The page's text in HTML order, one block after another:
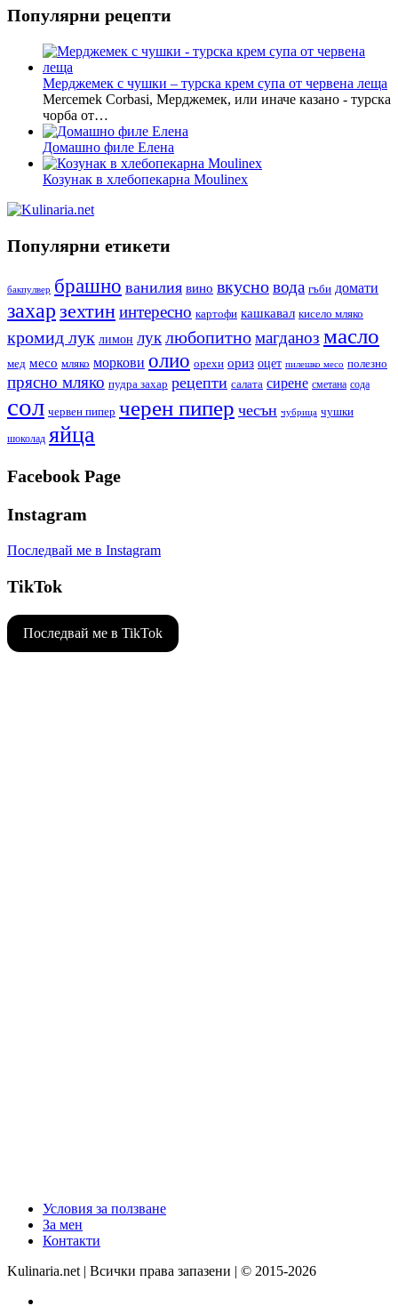
Популярни рецепти
Мерджемек с чушки – турска крем супа от червена леща
Mercemek Corbasi, Мерджемек, или иначе казано - турска
чорба от…
Домашно филе Елена
Козунак в хлебопекарна Moulinex
Популярни етикети
бакпулвер брашно ванилия вино вкусновода гъби домати
захар зехтининтересно картофи кашкавал кисело мляко
кромид лук лимон луклюбопитномагданоз масло
мед месо мляко моркови олио орехи ориз оцет пилешко месо полезно
прясно мляко пудра захар рецепти салата сирене сметана сода
сол червен пипер черен пипер чесън чубрица чушки
шоколад яйца
Facebook Page
Instagram
Последвай ме в Instagram
TikTok
Последвай ме в TikTok
Условия за ползване
За мен
Контакти
Kulinaria.net | Всички права запазени | © 2015-2026